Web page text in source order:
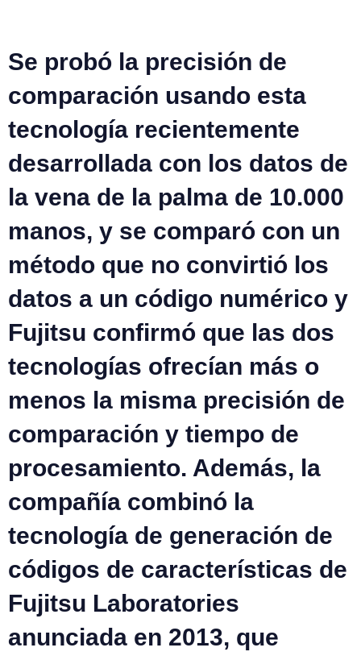
Se probó la precisión de
comparación usando esta
tecnología recientemente
desarrollada con los datos de
la vena de la palma de 10.000
manos, y se comparó con un
método que no convirtió los
datos a un código numérico y
Fujitsu confirmó que las dos
tecnologías ofrecían más o
menos la misma precisión de
comparación y tiempo de
procesamiento. Además, la
compañía combinó la
tecnología de generación de
códigos de características de
Fujitsu Laboratories
anunciada en 2013, que